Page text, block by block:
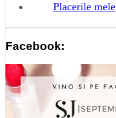
Placerile mele
Facebook: